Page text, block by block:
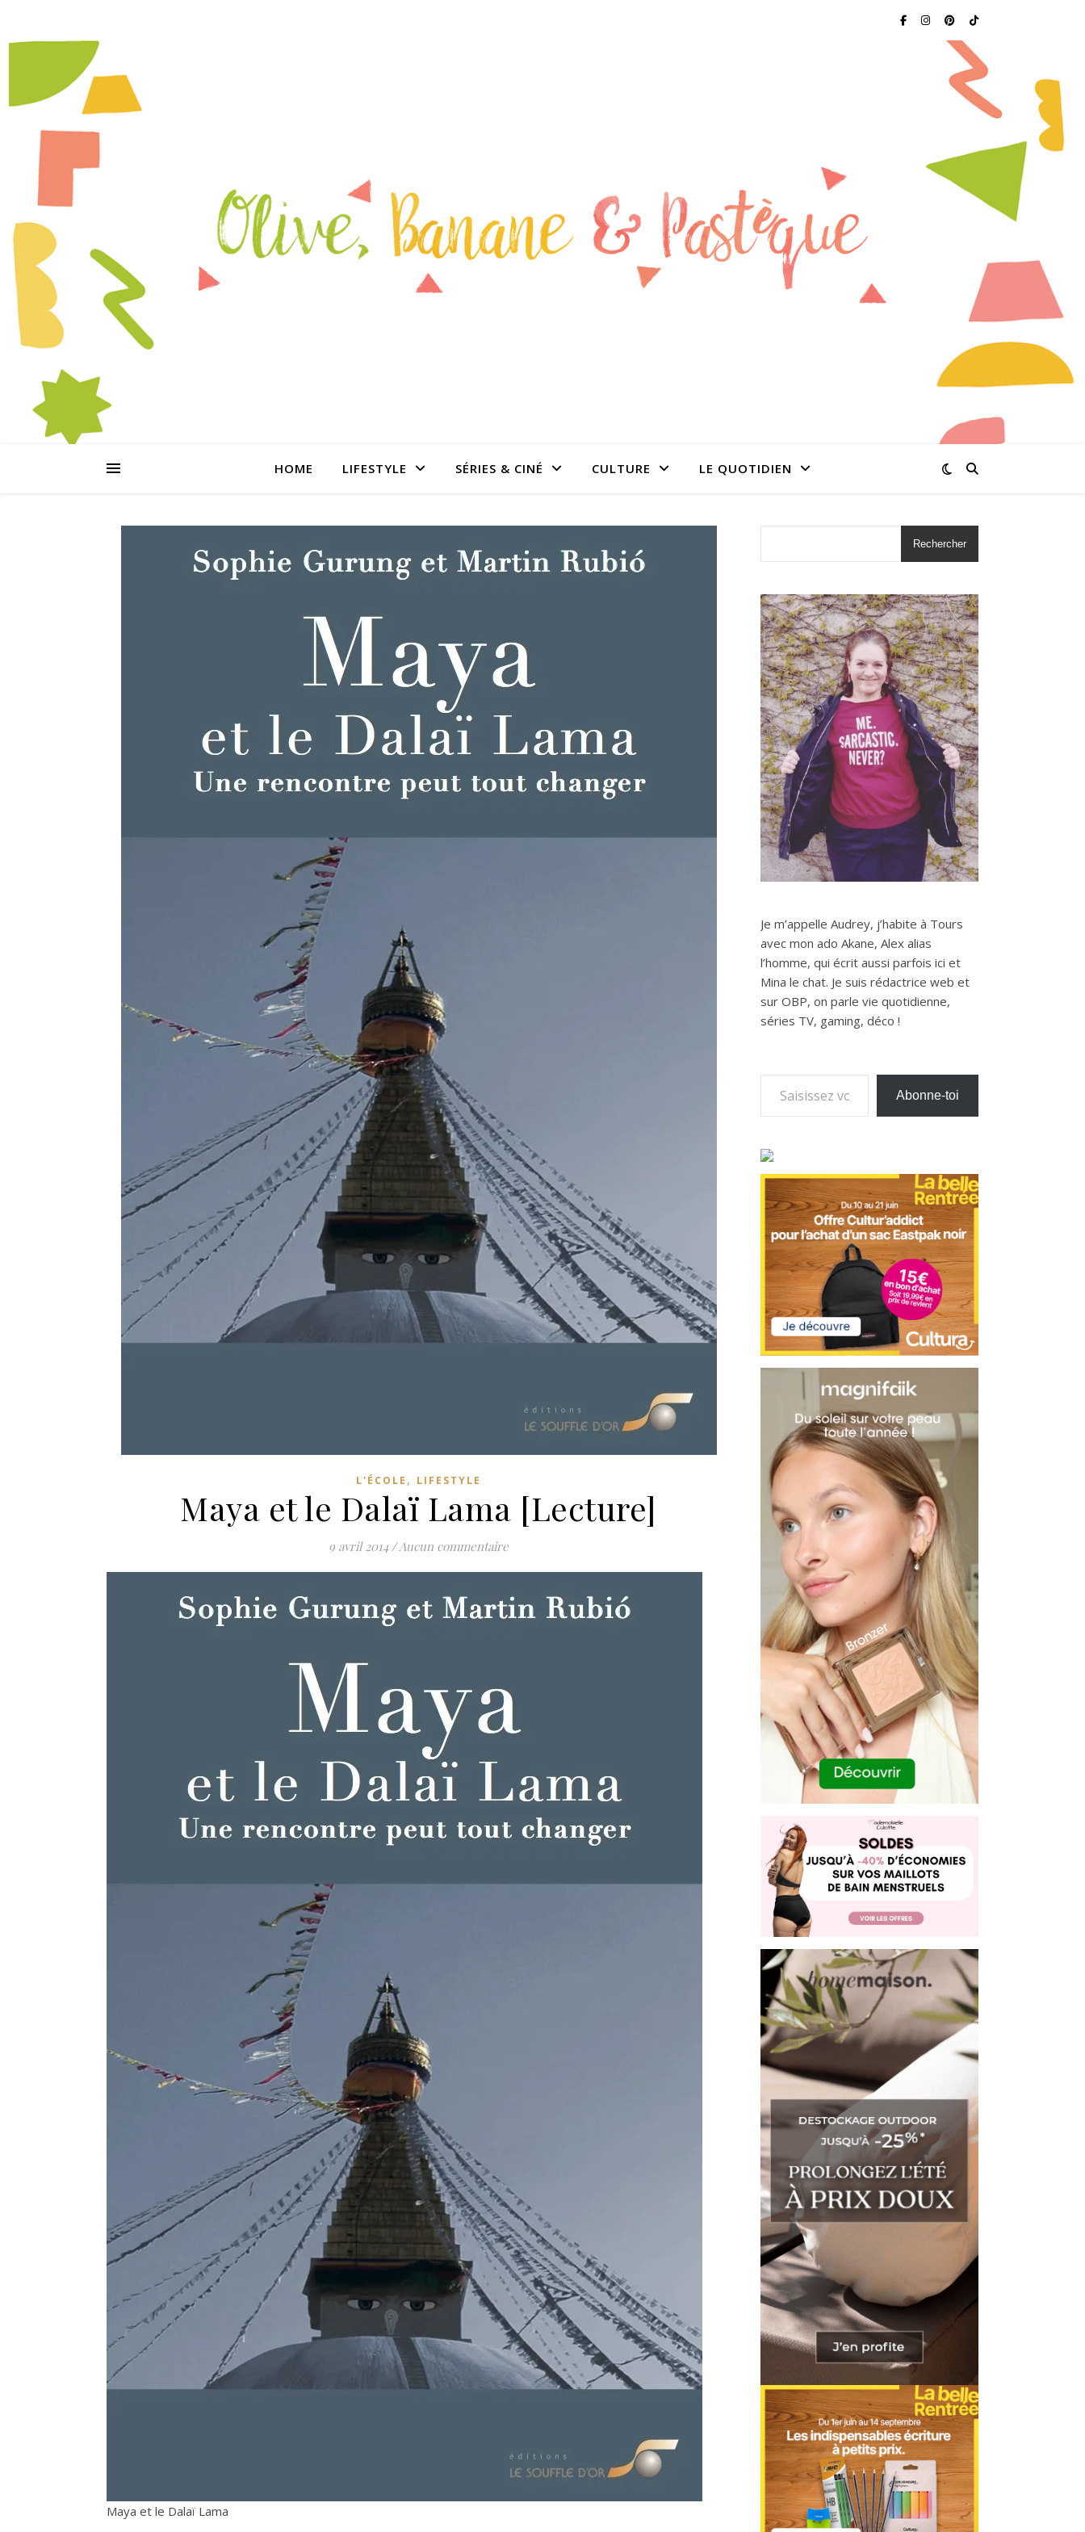
HOME LIFESTYLE SÉRIES & CINÉ CULTURE LE QUOTIDIEN
L'ÉCOLE , LIFESTYLE
Maya et le Dalaï Lama [Lecture]
9 avril 2014 /Aucun commentaire
Maya et le Dalaï Lama
Rechercher
Je m’appelle Audrey, j’habite à Tours
avec mon ado Akane, Alex alias
l’homme, qui écrit aussi parfois ici et
Mina le chat. Je suis rédactrice web et
sur OBP, on parle vie quotidienne,
séries TV, gaming, déco !
Saisissez votre adresse e-mail…
Abonne-toi